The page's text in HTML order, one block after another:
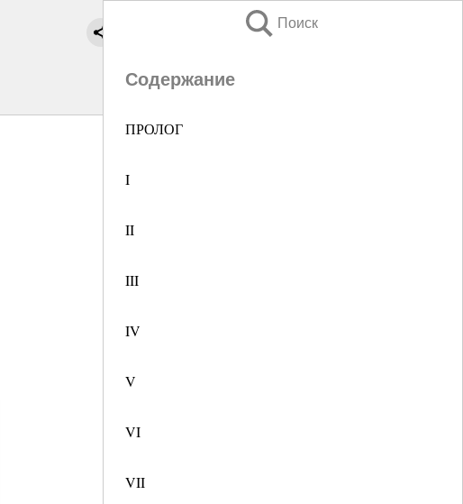
Поиск
Содержание
ПРОЛОГ
I
II
III
IV
V
VI
VII